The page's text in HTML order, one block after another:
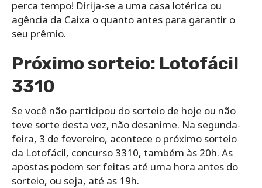
perca tempo! Dirija-se a uma casa lotérica ou
agência da Caixa o quanto antes para garantir o
seu prêmio.
Próximo sorteio: Lotofácil
3310
Se você não participou do sorteio de hoje ou não
teve sorte desta vez, não desanime. Na segunda-
feira, 3 de fevereiro, acontece o próximo sorteio
da Lotofácil, concurso 3310, também às 20h. As
apostas podem ser feitas até uma hora antes do
sorteio, ou seja, até as 19h.